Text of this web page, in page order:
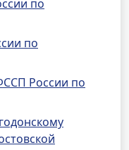
по
по
России по